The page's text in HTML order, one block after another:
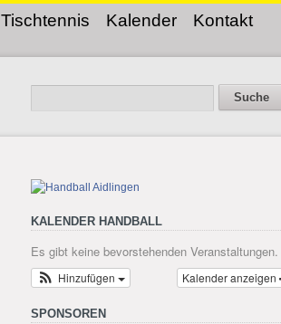
Tischtennis Kalender Kontakt
KALENDER HANDBALL
Es gibt keine bevorstehenden Veranstaltungen.
Kalender anzeigen
Hinzufügen
SPONSOREN